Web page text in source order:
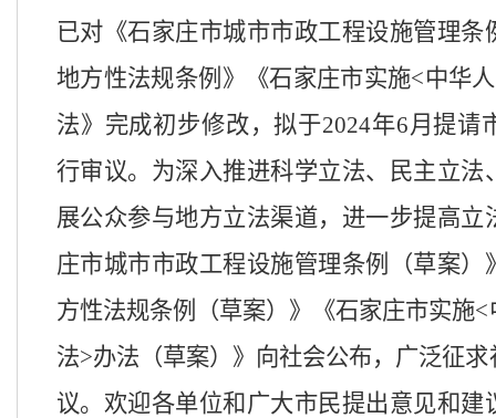
已对 《石家庄市城市市政工程设施管理条
地方性法规条例 》《石家庄市实施<中华
法》 完成初步修改，拟于2024年6月提请
行审议。为深入推进科学立法、民主立法
展公众参与地方立法渠道，进一步提高立
庄市城市市政工程设施管理条例 （草案）
方性法规条例
（草案）》《石家庄市实施<
法>办法 （草案）》 向社会公布，广泛征
议。欢迎各单位和广大市民提出意见和建